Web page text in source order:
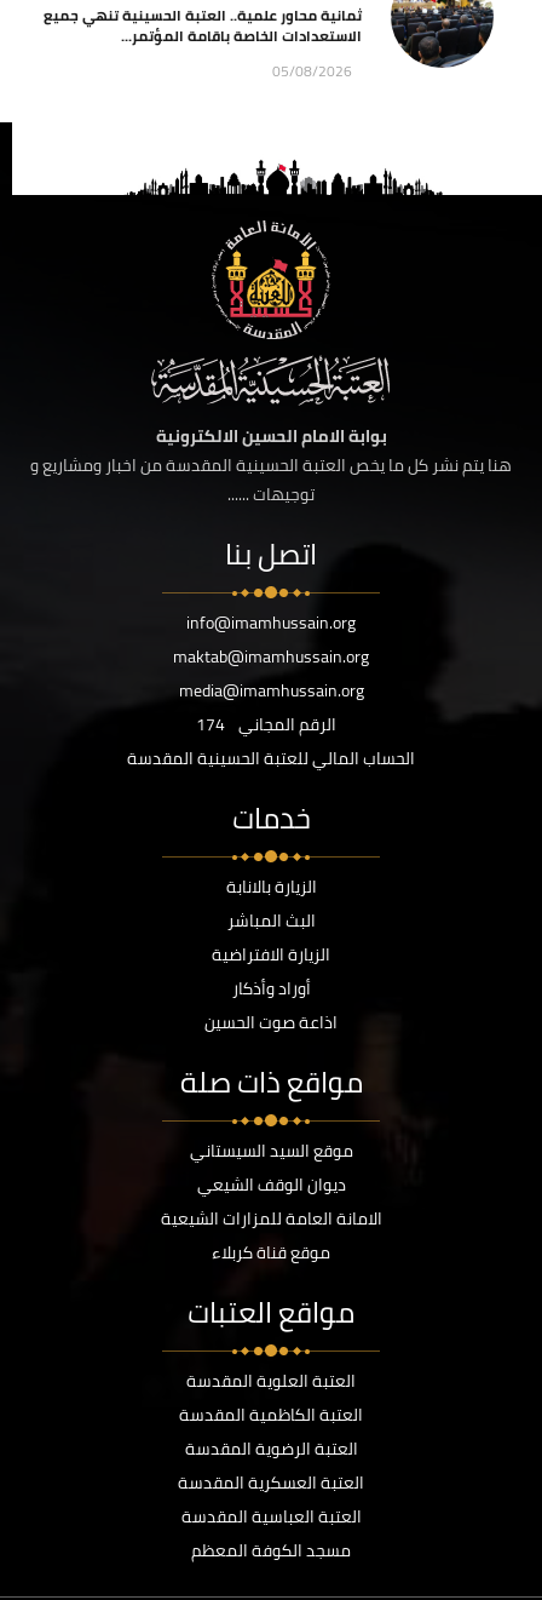
ثمانية محاور علمية.. العتبة الحسينية تنهي جميع
الاستعدادات الخاصة باقامة المؤتمر...
05/08/2026
بوابة الامام الحسين الالكترونية
هنا يتم نشر كل ما يخص العتبة الحسينية المقدسة من اخبار ومشاريع و
توجيهات ......
اتصل بنا
info@imamhussain.org
maktab@imamhussain.org
media@imamhussain.org
الرقم المجاني 174
الحساب المالي للعتبة الحسينية المقدسة
خدمات
الزيارة بالانابة
البث المباشر
الزيارة الافتراضية
أوراد وأذكار
اذاعة صوت الحسين
مواقع ذات صلة
موقع السيد السيستاني
ديوان الوقف الشيعي
الامانة العامة للمزارات الشيعية
موقع قناة كربلاء
مواقع العتبات
العتبة العلوية المقدسة
العتبة الكاظمية المقدسة
العتبة الرضوية المقدسة
العتبة العسكرية المقدسة
العتبة العباسية المقدسة
مسجد الكوفة المعظم